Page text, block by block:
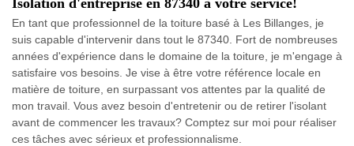
En tant que professionnel de la toiture basé à Les Billanges, je
suis capable d'intervenir dans tout le 87340. Fort de nombreuses
années d'expérience dans le domaine de la toiture, je m'engage à
satisfaire vos besoins. Je vise à être votre référence locale en
matière de toiture, en surpassant vos attentes par la qualité de
mon travail. Vous avez besoin d'entretenir ou de retirer l'isolant
avant de commencer les travaux? Comptez sur moi pour réaliser
ces tâches avec sérieux et professionnalisme.